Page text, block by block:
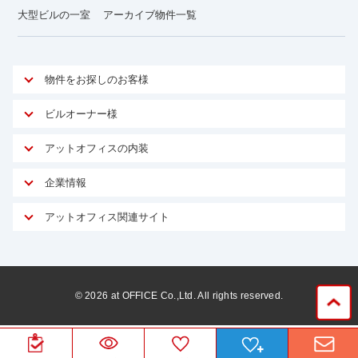
大型ビルの一室
アーカイブ物件一覧
物件をお探しのお客様
アットオフィスが選ばれる理由
ご契約者様インタビュー
オフィスお役立ちコラム
ビルオーナー様
オーナー様向けサービス
マイソク作成
物件情報から成約賃料を予測
リノベーション
サブリース
ビルを売却してビジネス拡大
アットオフィスの内装
サービス内容
内装に関するよくある質問
企業情報
WEBフォームからお問い合わせ
アットオフィス関連サイト
アットレジデンス
ビルアド
ベンチャー・フォーラム
©2026 at OFFICE Co.,Ltd. All rights reserved.